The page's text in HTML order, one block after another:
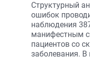
Структурный
ошибок
наблюдения
манифестным
пациентов со
заболевания. В